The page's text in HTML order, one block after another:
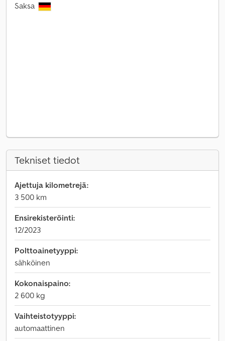
Saksa
Tekniset tiedot
Ajettuja kilometrejä:
3 500 km
Ensirekisteröinti:
12/2023
Polttoainetyyppi:
sähköinen
Kokonaispaino:
2 600 kg
Vaihteistotyyppi:
automaattinen